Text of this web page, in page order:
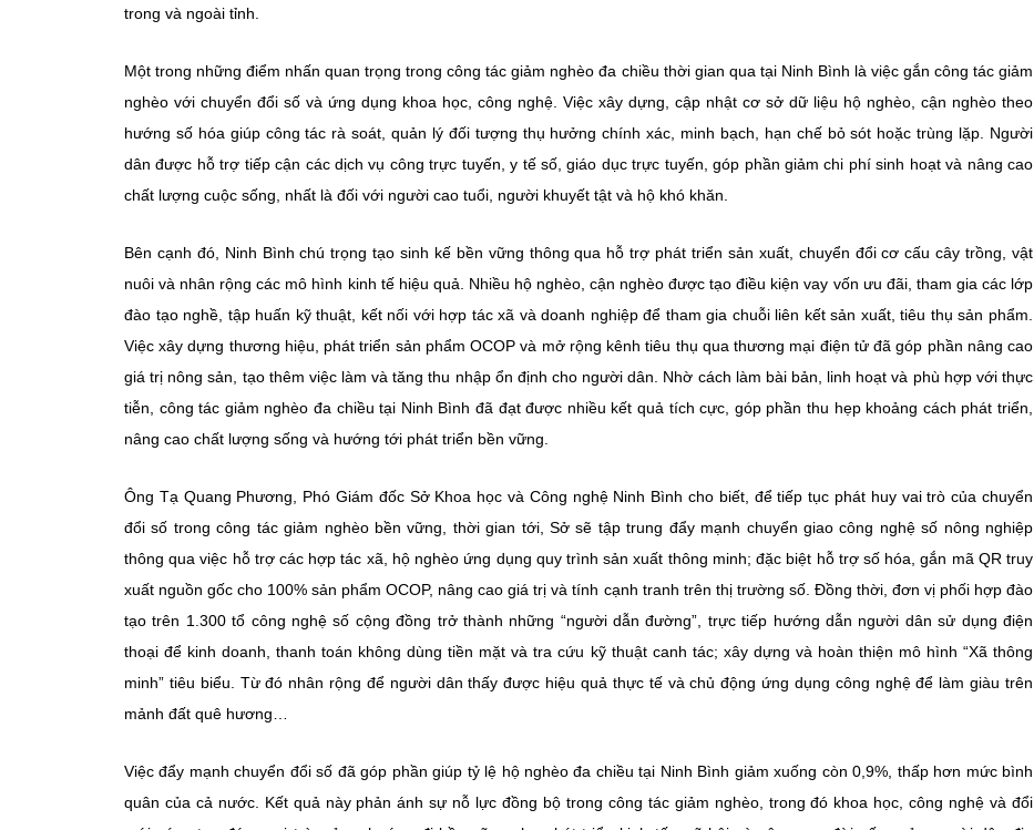
trong và ngoài tỉnh.
Một trong những điểm nhấn quan trọng trong công tác giảm nghèo đa chiều thời gian qua tại Ninh Bình là việc gắn công tác giảm
nghèo với chuyển đổi số và ứng dụng khoa học, công nghệ. Việc xây dựng, cập nhật cơ sở dữ liệu hộ nghèo, cận nghèo theo
hướng số hóa giúp công tác rà soát, quản lý đối tượng thụ hưởng chính xác, minh bạch, hạn chế bỏ sót hoặc trùng lặp. Người
dân được hỗ trợ tiếp cận các dịch vụ công trực tuyến, y tế số, giáo dục trực tuyến, góp phần giảm chi phí sinh hoạt và nâng cao
chất lượng cuộc sống, nhất là đối với người cao tuổi, người khuyết tật và hộ khó khăn.
Bên cạnh đó, Ninh Bình chú trọng tạo sinh kế bền vững thông qua hỗ trợ phát triển sản xuất, chuyển đổi cơ cấu cây trồng, vật
nuôi và nhân rộng các mô hình kinh tế hiệu quả. Nhiều hộ nghèo, cận nghèo được tạo điều kiện vay vốn ưu đãi, tham gia các lớp
đào tạo nghề, tập huấn kỹ thuật, kết nối với hợp tác xã và doanh nghiệp để tham gia chuỗi liên kết sản xuất, tiêu thụ sản phẩm.
Việc xây dựng thương hiệu, phát triển sản phẩm OCOP và mở rộng kênh tiêu thụ qua thương mại điện tử đã góp phần nâng cao
giá trị nông sản, tạo thêm việc làm và tăng thu nhập ổn định cho người dân. Nhờ cách làm bài bản, linh hoạt và phù hợp với thực
tiễn, công tác giảm nghèo đa chiều tại Ninh Bình đã đạt được nhiều kết quả tích cực, góp phần thu hẹp khoảng cách phát triển,
nâng cao chất lượng sống và hướng tới phát triển bền vững.
Ông Tạ Quang Phương, Phó Giám đốc Sở Khoa học và Công nghệ Ninh Bình cho biết, để tiếp tục phát huy vai trò của chuyển
đổi số trong công tác giảm nghèo bền vững, thời gian tới, Sở sẽ tập trung đẩy mạnh chuyển giao công nghệ số nông nghiệp
thông qua việc hỗ trợ các hợp tác xã, hộ nghèo ứng dụng quy trình sản xuất thông minh; đặc biệt hỗ trợ số hóa, gắn mã QR truy
xuất nguồn gốc cho 100% sản phẩm OCOP, nâng cao giá trị và tính cạnh tranh trên thị trường số. Đồng thời, đơn vị phối hợp đào
tạo trên 1.300 tổ công nghệ số cộng đồng trở thành những “người dẫn đường”, trực tiếp hướng dẫn người dân sử dụng điện
thoại để kinh doanh, thanh toán không dùng tiền mặt và tra cứu kỹ thuật canh tác; xây dựng và hoàn thiện mô hình “Xã thông
minh” tiêu biểu. Từ đó nhân rộng để người dân thấy được hiệu quả thực tế và chủ động ứng dụng công nghệ để làm giàu trên
mảnh đất quê hương…
Việc đẩy mạnh chuyển đổi số đã góp phần giúp tỷ lệ hộ nghèo đa chiều tại Ninh Bình giảm xuống còn 0,9%, thấp hơn mức bình
quân của cả nước. Kết quả này phản ánh sự nỗ lực đồng bộ trong công tác giảm nghèo, trong đó khoa học, công nghệ và đổi